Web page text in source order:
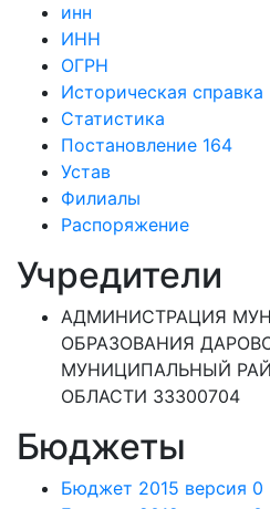
инн
ИНН
ОГРН
Историческая справка
Статистика
Постановление 164
Устав
Филиалы
Распоряжение
Учредители
АДМИНИСТРАЦИЯ
ОБРАЗОВАНИЯ
МУНИЦИПАЛЬНЫЙ
ОБЛАСТИ 33300704
Бюджеты
Бюджет 2015 версия 0